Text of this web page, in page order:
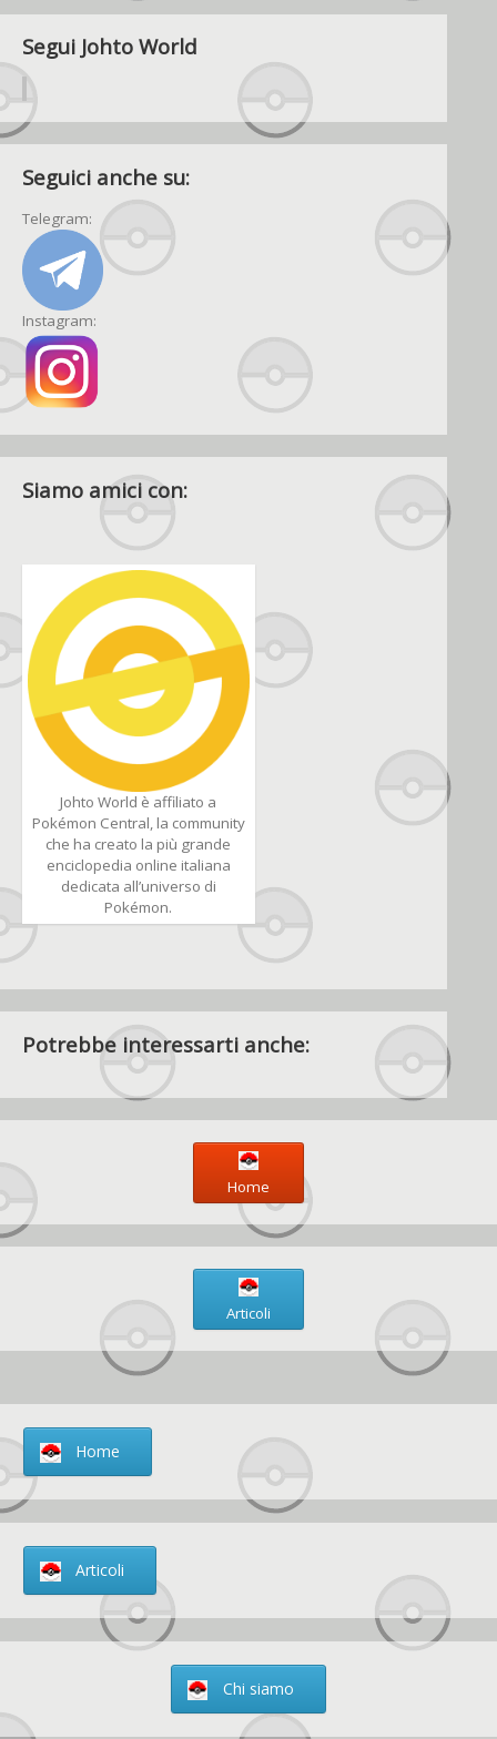
Segui Johto World
Seguici anche su:
Telegram:
Instagram:
Siamo amici con:
Johto World è affiliato a
Pokémon Central, la community
che ha creato la più grande
enciclopedia online italiana
dedicata all’universo di
Pokémon.
Potrebbe interessarti anche:
Home
Articoli
Home
Articoli
Chi siamo